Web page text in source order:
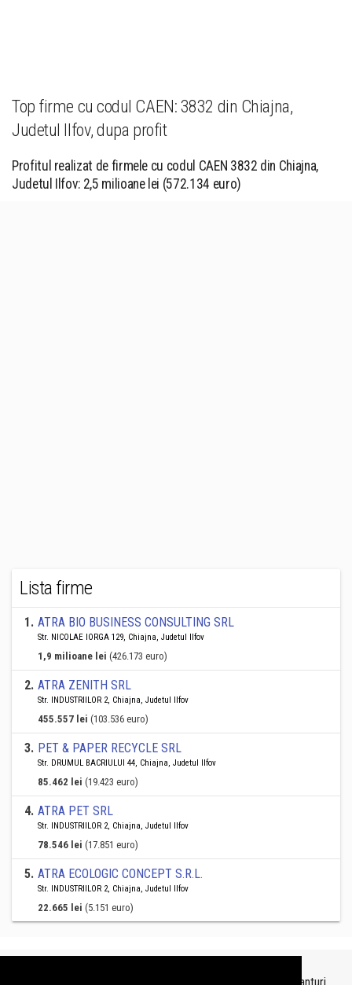
Top firme cu codul CAEN: 3832 din Chiajna,
Judetul Ilfov, dupa profit
Profitul realizat de firmele cu codul CAEN 3832 din Chiajna,
Judetul Ilfov: 2,5 milioane lei (572.134 euro)
Lista firme
1. ATRA BIO BUSINESS CONSULTING SRL
Str. NICOLAE IORGA 129, Chiajna, Judetul Ilfov
1,9 milioane lei (426.173 euro)
2. ATRA ZENITH SRL
Str. INDUSTRIILOR 2, Chiajna, Judetul Ilfov
455.557 lei (103.536 euro)
3. PET & PAPER RECYCLE SRL
Str. DRUMUL BACRIULUI 44, Chiajna, Judetul Ilfov
85.462 lei (19.423 euro)
4. ATRA PET SRL
Str. INDUSTRIILOR 2, Chiajna, Judetul Ilfov
78.546 lei (17.851 euro)
5. ATRA ECOLOGIC CONCEPT S.R.L.
Str. INDUSTRIILOR 2, Chiajna, Judetul Ilfov
22.665 lei (5.151 euro)